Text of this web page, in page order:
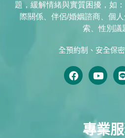
題，緩解情緒與實質困擾，如
際關係、伴侶/婚姻諮商、個
索、性別議
全預約制、安全保
專業